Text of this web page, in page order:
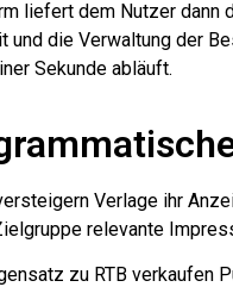
liefert dem Nutzer dann
und die Verwaltung der
Sekunde abläuft.
Verlage ihr
relevante
zu RTB verkaufen